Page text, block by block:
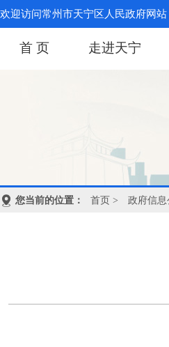
欢迎访问常州市天宁区人民政府网站
首 页 走进天宁
您当前的位置： 首页 > 政府信息